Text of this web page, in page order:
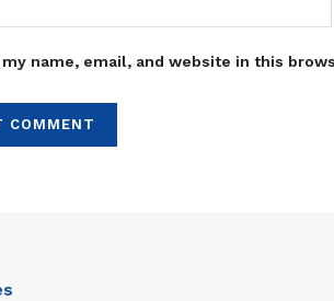
my name, email, and website in this